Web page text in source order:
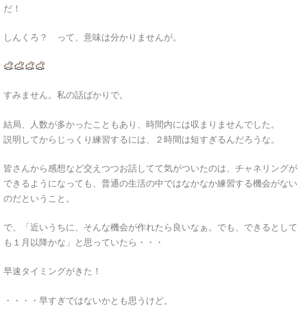
だ！
しんくろ？ って、意味は分かりませんが。
すみません。私の話ばかりで。
結局、人数が多かったこともあり、時間内には収まりませんでした。
説明してからじっくり練習するには、２時間は短すぎるんだろうな。
皆さんから感想など交えつつお話してて気がついたのは、チャネリングが
できるようになっても、普通の生活の中ではなかなか練習する機会がない
のだということ。
で、「近いうちに、そんな機会が作れたら良いなぁ。でも、できるとして
も１月以降かな」と思っていたら・・・
早速タイミングがきた！
・・・・早すぎではないかとも思うけど。